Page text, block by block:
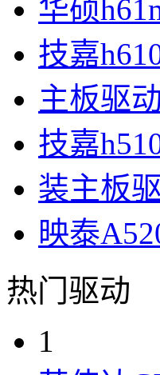
华硕
技嘉
主板驱
技嘉
装主板
映泰
热门驱动
1